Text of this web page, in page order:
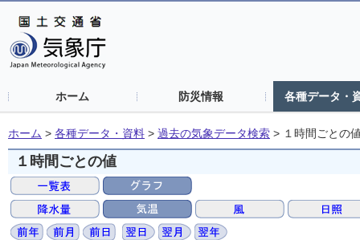
ホーム 防災情報 各種データ・
ホーム > 各種データ・資料 > 過去の気象データ検索 > １時間ごとの
１時間ごとの値